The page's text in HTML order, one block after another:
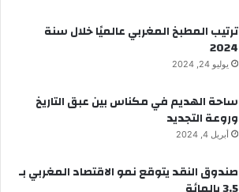
ترتيب المطبخ المغربي عالميًا خلال سنة
2024
يوليو 24, 2024
ساحة الهديم في مكناس بين عبق التاريخ
وروعة التجديد
أبريل 4, 2024
صندوق النقد يتوقع نمو الاقتصاد المغربي بـ